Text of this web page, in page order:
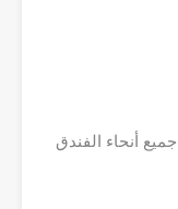
أنحاء الفندق